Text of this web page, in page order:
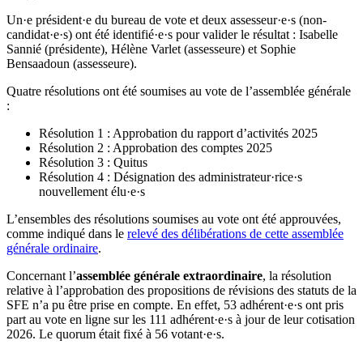
Un·e président·e du bureau de vote et deux assesseur·e·s (non-
candidat·e·s) ont été identifié·e·s pour valider le résultat : Isabelle
Sannié (présidente), Hélène Varlet (assesseure) et Sophie
Bensaadoun (assesseure).
Quatre résolutions ont été soumises au vote de l’assemblée générale
:
Résolution 1 : Approbation du rapport d’activités 2025
Résolution 2 : Approbation des comptes 2025
Résolution 3 : Quitus
Résolution 4 : Désignation des administrateur·rice·s
nouvellement élu·e·s
L’ensembles des résolutions soumises au vote ont été approuvées,
comme indiqué dans le relevé des délibérations de cette assemblée
générale ordinaire.
Concernant l’assemblée générale extraordinaire, la résolution
relative à l’approbation des propositions de révisions des statuts de la
SFE n’a pu être prise en compte. En effet, 53 adhérent·e·s ont pris
part au vote en ligne sur les 111 adhérent·e·s à jour de leur cotisation
2026. Le quorum était fixé à 56 votant·e·s.